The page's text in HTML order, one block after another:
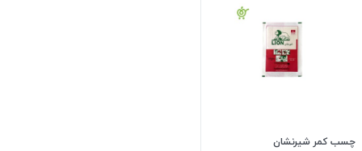
چسب کمر شیرنشان